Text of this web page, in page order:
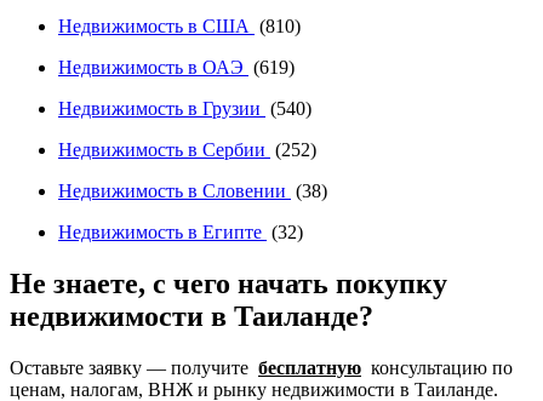
Недвижимость в США (810)
Недвижимость в ОАЭ (619)
Недвижимость в Грузии (540)
Недвижимость в Сербии (252)
Недвижимость в Словении (38)
Недвижимость в Египте (32)
Не знаете, с чего начать покупку
недвижимости в Таиланде?
Оставьте заявку — получите бесплатную консультацию по
ценам, налогам, ВНЖ и рынку недвижимости в Таиланде.